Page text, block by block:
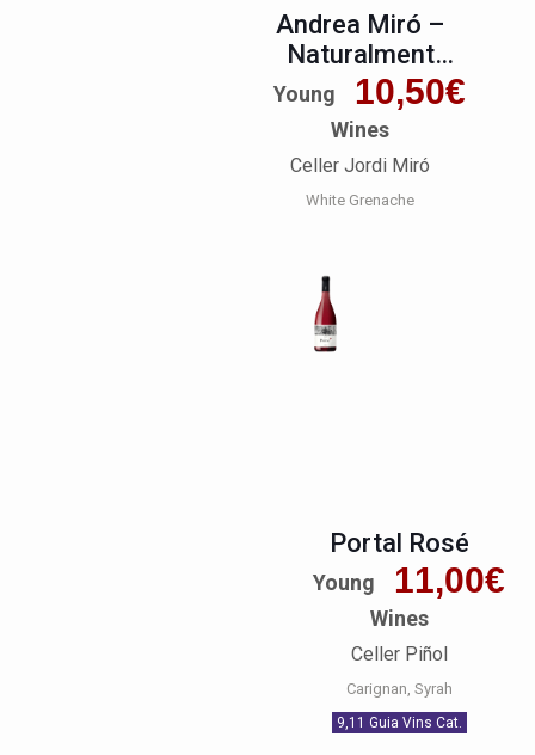
Andrea Miró –
Naturalment
Blanc
10,50€
Young
Wines
Celler Jordi Miró
White Grenache
Portal Rosé
11,00€
Young
Wines
Celler Piñol
Carignan Syrah
9,11 Guia Vins Cat.